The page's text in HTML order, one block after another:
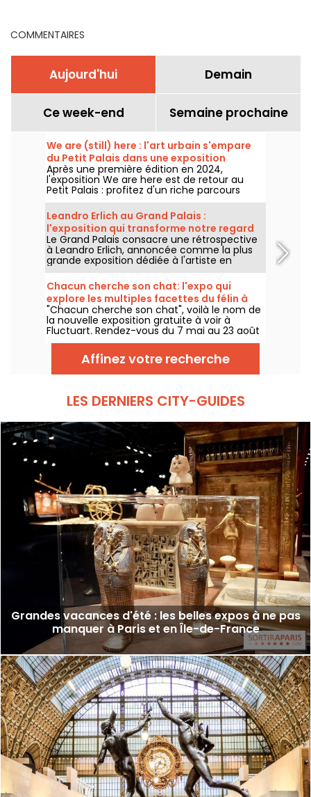
COMMENTAIRES
Aujourd'hui Demain
Ce week-end Semaine prochaine
We are (still) here : l'art urbain s'empare
du Petit Palais dans une exposition
gratuite cet été
Après une première édition en 2024,
l'exposition We are here est de retour au
Petit Palais : profitez d'un riche parcours
d'art urbain en plein cœur du musée des
Beaux-Arts. L'exposition est visible
gratuitement du 20 juin au 20 septembre
2026.
Leandro Erlich au Grand Palais :
l'exposition qui transforme notre regard
sur le réel - nos photos
Le Grand Palais consacre une rétrospective
à Leandro Erlich, annoncée comme la plus
grande exposition dédiée à l'artiste en
Europe ! Rendez-vous du 2 juin au 6
septembre 2026 pour découvrir l'univers
singulier de Leandro Erlich, connu pour ses
installations qui brouillent nos repères et
notre perception dans l'espace public.
Chacun cherche son chat: l'expo qui
explore les multiples facettes du félin à
Fluctuart - nos photos
"Chacun cherche son chat", voilà le nom de
la nouvelle exposition gratuite à voir à
Fluctuart. Rendez-vous du 7 mai au 23 août
2026 pour admirer les œuvres d'une dizaine
d'artistes issus de l’art urbain. Pour
l'occasion, Madame, Kraken, Ardif ou encore
Wenna explorent les multiples facettes du
Affinez votre recherche
LES DERNIERS CITY-GUIDES
Grandes vacances d'été : les belles expos à ne pas
manquer à Paris et en Île-de-France